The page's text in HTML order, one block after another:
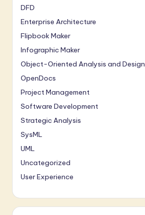
DFD
Enterprise Architecture
Flipbook Maker
Infographic Maker
Object-Oriented Analysis and Design
OpenDocs
Project Management
Software Development
Strategic Analysis
SysML
UML
Uncategorized
User Experience